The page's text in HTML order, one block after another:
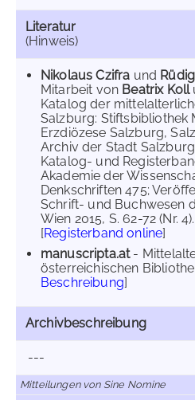
Literatur
(Hinweis)
Nikolaus Czifra und
Mitarbeit von Beatrix Koll
Katalog der
Salzburg: Stiftsbibliothek
Erzdiözese Salzburg,
Archiv der Stadt
Katalog- und
Akademie der
Denkschriften 475;
Schrift- und Buchwesen
Wien 2015, S. 62-72 (Nr.
[Registerband online]
manuscripta.at-
österreichischen
Beschreibung]
Archivbeschreibung
---
Mitteilungen von Sine Nomine